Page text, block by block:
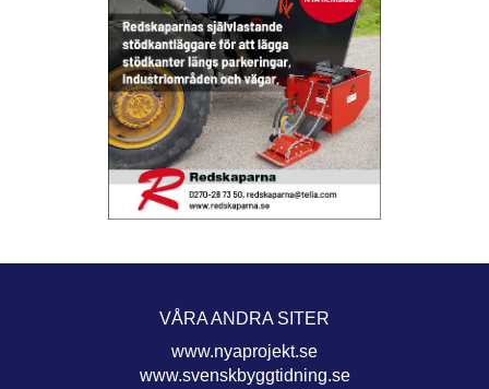
VÅRA ANDRA SITER
www.nyaprojekt.se
www.svenskbyggtidning.se